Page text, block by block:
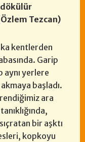
Tezcan)
kentlerden
Garip
aynı yerlere
başladı.
ara
bir aşktı
kopkoyu